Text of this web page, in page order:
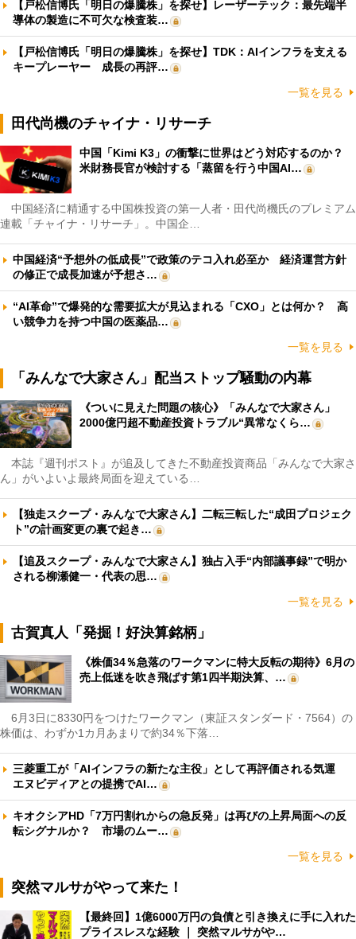
【戸松信博氏「明日の爆騰株」を探せ】レーザーテック：最先端半
導体の製造に不可欠な検査装…
【戸松信博氏「明日の爆騰株」を探せ】TDK：AIインフラを支える
キープレーヤー 成長の再評…
一覧を見る
田代尚機のチャイナ・リサーチ
中国「Kimi K3」の衝撃に世界はどう対応するのか？
米財務長官が検討する「蒸留を行う中国AI…
中国経済に精通する中国株投資の第一人者・田代尚機氏のプレミアム
連載「チャイナ・リサーチ」。中国企…
中国経済“予想外の低成長”で政策のテコ入れ必至か 経済運営方針
の修正で成長加速が予想さ…
“AI革命”で爆発的な需要拡大が見込まれる「CXO」とは何か？ 高
い競争力を持つ中国の医薬品…
一覧を見る
「みんなで大家さん」配当ストップ騒動の内幕
《ついに見えた問題の核心》「みんなで大家さん」
2000億円超不動産投資トラブル“異常なくら…
本誌『週刊ポスト』が追及してきた不動産投資商品「みんなで大家さ
ん」がいよいよ最終局面を迎えている…
【独走スクープ・みんなで大家さん】二転三転した“成田プロジェク
ト”の計画変更の裏で起き…
【追及スクープ・みんなで大家さん】独占入手“内部議事録”で明か
される柳瀬健一・代表の思…
一覧を見る
古賀真人「発掘！好決算銘柄」
《株価34％急落のワークマンに特大反転の期待》6月の
売上低迷を吹き飛ばす第1四半期決算、…
6月3日に8330円をつけたワークマン（東証スタンダード・7564）の
株価は、わずか1カ月あまりで約34％下落…
三菱重工が「AIインフラの新たな主役」として再評価される気運
エヌビディアとの提携でAI…
キオクシアHD「7万円割れからの急反発」は再びの上昇局面への反
転シグナルか？ 市場のムー…
一覧を見る
突然マルサがやって来た！
【最終回】1億6000万円の負債と引き換えに手に入れた
プライスレスな経験 ｜ 突然マルサがや…